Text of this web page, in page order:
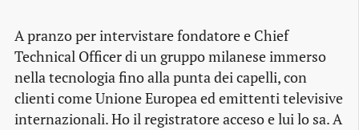
A pranzo per intervistare fondatore e Chief
Technical Officer di un gruppo milanese immerso
nella tecnologia fino alla punta dei capelli, con
clienti come Unione Europea ed emittenti televisive
internazionali. Ho il registratore acceso e lui lo sa. A